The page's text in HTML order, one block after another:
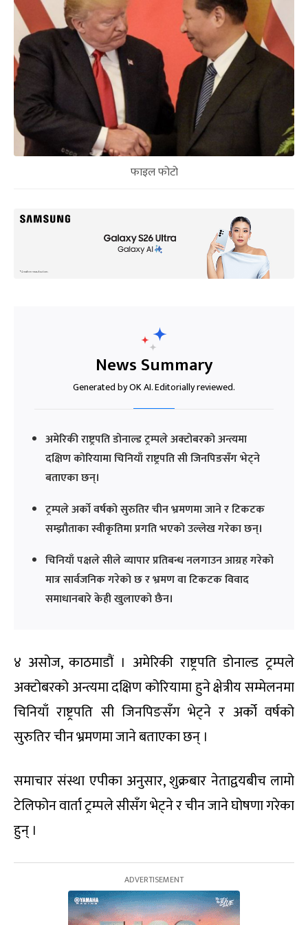
फाइल फोटो
News Summary
Generated by OK AI. Editorially reviewed.
अमेरिकी राष्ट्रपति डोनाल्ड ट्रम्पले अक्टोबरको अन्त्यमा
दक्षिण कोरियामा चिनियाँ राष्ट्रपति सी जिनपिङसँग भेट्ने
बताएका छन्।
ट्रम्पले अर्को वर्षको सुरुतिर चीन भ्रमणमा जाने र टिकटक
सम्झौताका स्वीकृतिमा प्रगति भएको उल्लेख गरेका छन्।
चिनियाँ पक्षले सीले व्यापार प्रतिबन्ध नलगाउन आग्रह गरेको
मात्र सार्वजनिक गरेको छ र भ्रमण वा टिकटक विवाद
समाधानबारे केही खुलाएको छैन।
४ असोज, काठमाडौं । अमेरिकी राष्ट्रपति डोनाल्ड ट्रम्पले
अक्टोबरको अन्त्यमा दक्षिण कोरियामा हुने क्षेत्रीय सम्मेलनमा
चिनियाँ राष्ट्रपति सी जिनपिङसँग भेट्ने र अर्को वर्षको
सुरुतिर चीन भ्रमणमा जाने बताएका छन् ।
समाचार संस्था एपीका अनुसार, शुक्रबार नेताद्वयबीच लामो
टेलिफोन वार्ता ट्रम्पले सीसँग भेट्ने र चीन जाने घोषणा गरेका
हुन् ।